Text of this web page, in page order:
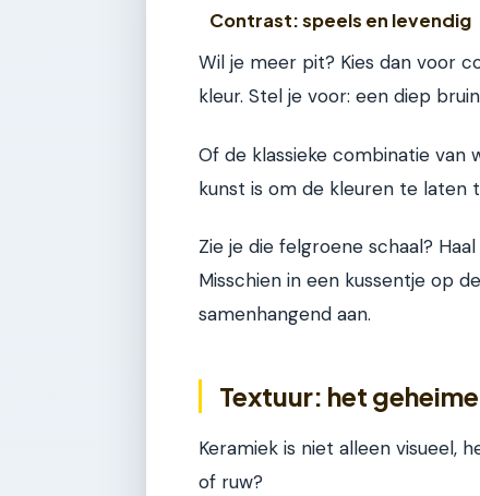
Contrast: speels en levendig
Wil je meer pit? Kies dan voor
kleur. Stel je voor: een diep
Of de klassieke combinatie van
kunst is om de kleuren te laten
Zie je die felgroene schaal?
Misschien in een kussentje op
samenhangend aan.
Textuur: het
Keramiek is niet alleen visueel,
of ruw?